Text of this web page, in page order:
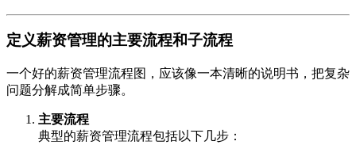
定义薪资管理的主要流程和子流程
一个好的薪资管理流程图，应该像一本清晰的说明书，把复杂
问题分解成简单步骤。
主要流程
典型的薪资管理流程包括以下几步：